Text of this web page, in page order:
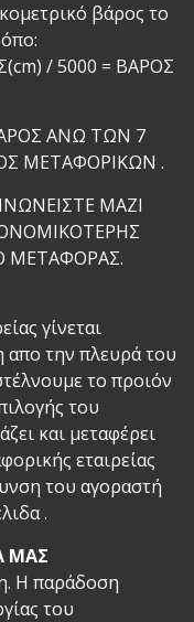
βάρος το
/ 5000 = ΒΑΡΟΣ
ΑΝΩ ΤΩΝ 7
ΜΕΤΑΦΟΡΙΚΩΝ .
ΜΑΖΙ
ΜΕΤΑΦΟΡΑΣ.
γίνεται
απο την πλευρά του
το προιόν
του
και μεταφέρει
εταιρείας
του αγοραστή
.
ΜΑΣ
Η παράδοση
του